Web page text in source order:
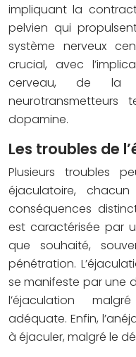
impliquant la
pelvien qui
système nerveux
crucial, avec
cerveau, de la
dopamine.
Les troubles de
Plusieurs troubles
éjaculatoire,
conséquences
est caractérisée par
que souhaité,
pénétration.
se manifeste par une
l’éjaculation
adéquate. Enfin,
à éjaculer, malgré le